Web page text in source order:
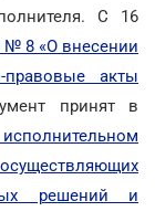
С 16
№ 8 «О внесении
акты
принят в
решений и